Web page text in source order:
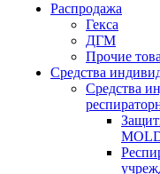
Распродажа
Гекса
ДГМ
Прочие
Средства
Средства